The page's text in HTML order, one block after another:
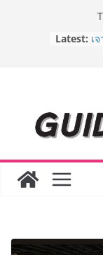
Latest:
“
จ่
3